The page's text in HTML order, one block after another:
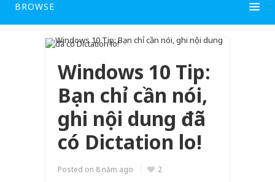
BROWSE
Windows 10 Tip:
Bạn chỉ cần nói,
ghi nội dung đã
có Dictation lo!
Posted on 8 năm ago 2